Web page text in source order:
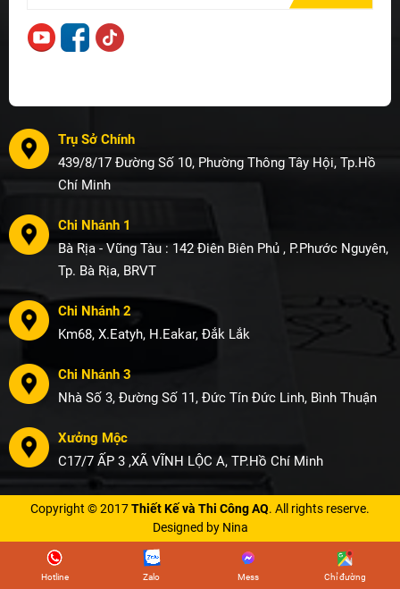
Trụ Sở Chính
439/8/17 Đường Số 10, Phường Thông Tây Hội, Tp.Hồ
Chí Minh
Chi Nhánh 1
Bà Rịa - Vũng Tàu : 142 Điên Biên Phủ , P.Phước Nguyên,
Tp. Bà Rịa, BRVT
Chi Nhánh 2
Km68, X.Eatyh, H.Eakar, Đắk Lắk
Chi Nhánh 3
Nhà Số 3, Đường Số 11, Đức Tín Đức Linh, Bình Thuận
Xưởng Mộc
C17/7 ẤP 3 ,XÃ VĨNH LỘC A, TP.Hồ Chí Minh
Copyright © 2017Thiết Kế và Thi Công AQ. All rights reserve.
Designed by Nina
Hotline Zalo Mess Chỉ đường